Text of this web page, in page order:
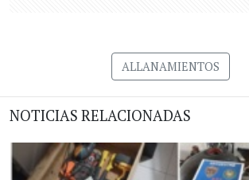
ALLANAMIENTOS
NOTICIAS RELACIONADAS